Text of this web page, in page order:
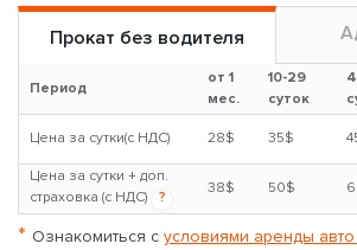
Прокат без водителя
Период
от 1
мес.
10-29
суток
Цена за сутки(с НДС) 28$ 35$
Цена за сутки + доп.
страховка (с НДС)
?
38$ 50$
* Ознакомиться с условиями аренды авто